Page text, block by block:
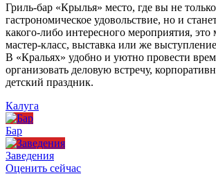
Гриль-бар «Крылья» место, где вы не
гастрономическое удовольствие, но и
какого-либо интересного мероприятия,
мастер-класс, выставка или же
В «Кральях» удобно и уютно провести
организовать деловую встречу,
детский праздник.
Калуга
Бар
Заведения
Оценить сейчас